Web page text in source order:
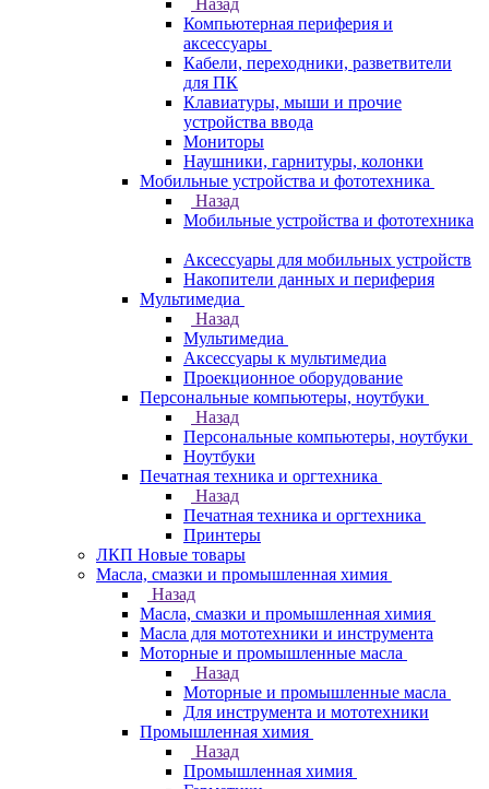
Назад
Компьютерная периферия и
аксессуары
Кабели, переходники, разветвители
для ПК
Клавиатуры, мыши и прочие
устройства ввода
Мониторы
Наушники, гарнитуры, колонки
Мобильные устройства и фототехника
Назад
Мобильные устройства и фототехника
Аксессуары для мобильных устройств
Накопители данных и периферия
Мультимедиа
Назад
Мультимедиа
Аксессуары к мультимедиа
Проекционное оборудование
Персональные компьютеры, ноутбуки
Назад
Персональные компьютеры, ноутбуки
Ноутбуки
Печатная техника и оргтехника
Назад
Печатная техника и оргтехника
Принтеры
ЛКП Новые товары
Масла, смазки и промышленная химия
Назад
Масла, смазки и промышленная химия
Масла для мототехники и инструмента
Моторные и промышленные масла
Назад
Моторные и промышленные масла
Для инструмента и мототехники
Промышленная химия
Назад
Промышленная химия